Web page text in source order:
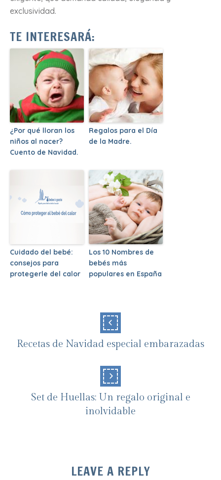
exclusividad.
TE INTERESARÁ:
¿Por qué lloran los
niños al nacer?
Cuento de Navidad.
Regalos para el Día
de la Madre.
Cuidado del bebé:
consejos para
protegerle del calor
Los 10 Nombres de
bebés más
populares en España
Recetas de Navidad especial embarazadas
Set de Huellas: Un regalo original e
inolvidable
LEAVE A REPLY